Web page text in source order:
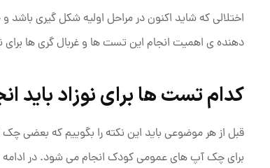
اختلالی که شاید اکنون در مراحل اولیه شکل ‌گیری
دهنده ی اهمیت انجام این تست ها و غربال گری ها برای
کدام تست ها برای نوزاد باید
قبل از هر موضوعی باید این نکته را بگوییم که بعضی
برای چک آپ های عمومی کودک انجام می شود. در ادامه